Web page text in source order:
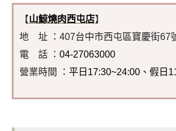
【山鯨燒肉西屯店】
地 址 ：407台中市西屯區寶慶街67
電 話 ： 04-27063000
營業時間 ： 平日17:30~24:00、假日